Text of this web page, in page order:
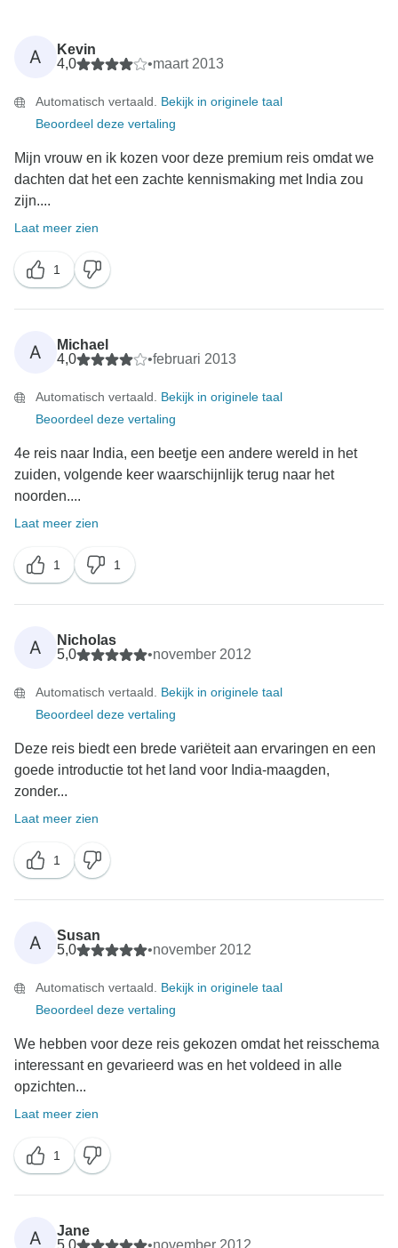
A
Kevin
4,0
•maart 2013
Automatisch vertaald. Bekijk in originele taal
Beoordeel deze vertaling
Mijn vrouw en ik kozen voor deze premium reis omdat we
dachten dat het een zachte kennismaking met India zou
zijn....
Laat meer zien
1
A
Michael
4,0
•februari 2013
Automatisch vertaald. Bekijk in originele taal
Beoordeel deze vertaling
4e reis naar India, een beetje een andere wereld in het
zuiden, volgende keer waarschijnlijk terug naar het
noorden....
Laat meer zien
1 1
A
Nicholas
5,0
•november 2012
Automatisch vertaald. Bekijk in originele taal
Beoordeel deze vertaling
Deze reis biedt een brede variëteit aan ervaringen en een
goede introductie tot het land voor India-maagden,
zonder...
Laat meer zien
1
A
Susan
5,0
•november 2012
Automatisch vertaald. Bekijk in originele taal
Beoordeel deze vertaling
We hebben voor deze reis gekozen omdat het reisschema
interessant en gevarieerd was en het voldeed in alle
opzichten...
Laat meer zien
1
A
Jane
5,0
•november 2012